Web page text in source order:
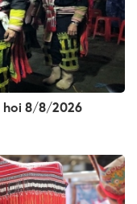
hoi 8/8/2026